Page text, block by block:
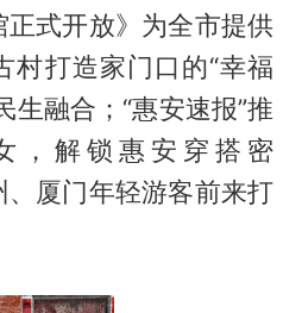
式开放》为全市提供
村打造家门口的“幸福
生融合；“惠安速报”推
，解锁惠安穿搭密
厦门年轻游客前来打